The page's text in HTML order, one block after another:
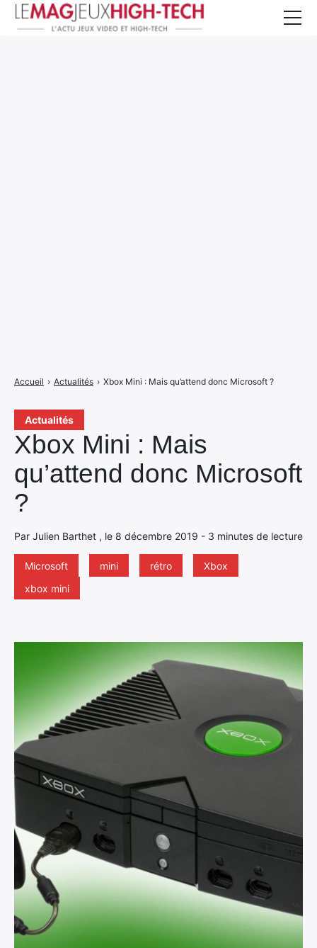
Actualités
Xbox Mini : Mais
qu’attend donc Microsoft
?
Par Julien Barthet , le 8 décembre 2019 - 3 minutes de lecture
Microsoft mini rétro
Xbox
xbox mini
Accueil › Actualités › Xbox Mini : Mais qu’attend donc Microsoft ?